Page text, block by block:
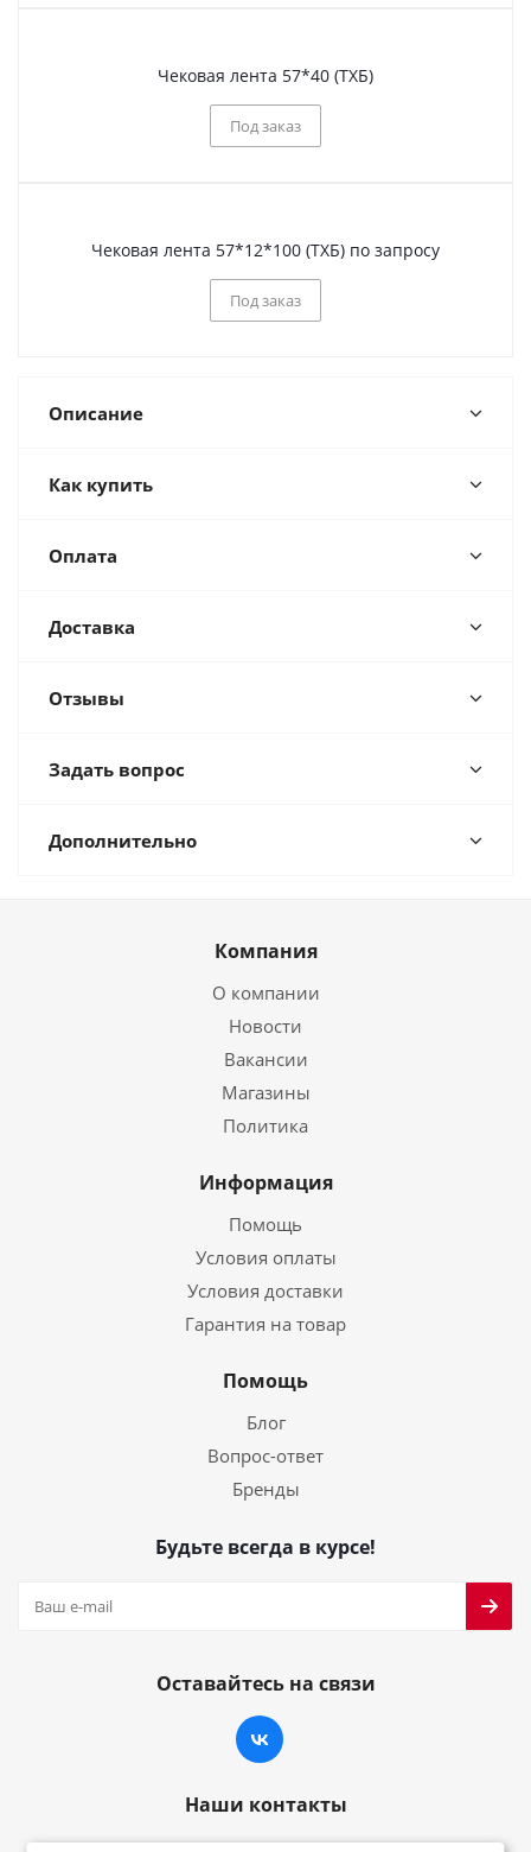
Чековая лента 57*40 (ТХБ)
Под заказ
Чековая лента 57*12*100 (ТХБ) по запросу
Под заказ
Описание
Как купить
Оплата
Доставка
Отзывы
Задать вопрос
Дополнительно
Компания
О компании
Новости
Вакансии
Магазины
Политика
Информация
Помощь
Условия оплаты
Условия доставки
Гарантия на товар
Помощь
Блог
Вопрос-ответ
Бренды
Будьте всегда в курсе!
Оставайтесь на связи
Наши контакты